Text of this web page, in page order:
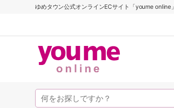
ゆめタウン公式オンラインECサイト「youme online」